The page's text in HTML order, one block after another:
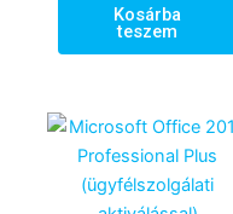
Kosárba
teszem